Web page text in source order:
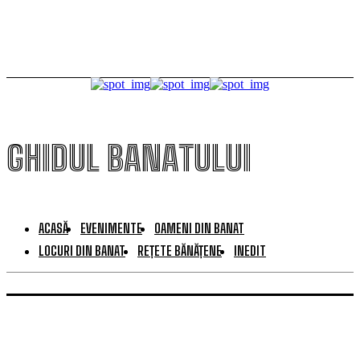
GHIDUL BANATULUI
ACASĂ EVENIMENTE
OAMENI DIN BANAT
LOCURI DIN BANAT
REȚETE BĂNĂȚENE INEDIT